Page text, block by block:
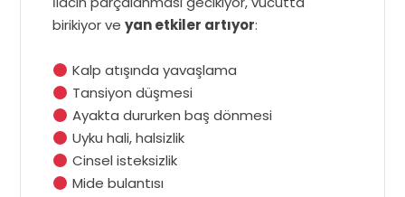
birikiyor veyan etkiler artıyor:
Kalp atışında yavaşlama
Tansiyon düşmesi
Ayakta dururken baş dönmesi
Uyku hali, halsizlik
Cinsel isteksizlik
Mide bulantısı